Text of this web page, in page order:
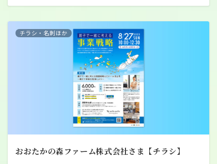
チラシ・名刺ほか
おおたかの森ファーム株式会社さま【チラシ】